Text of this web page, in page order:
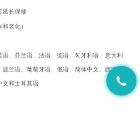
延长保修
老化）
语、芬兰语、法语、德语、匈牙利语、意大利
兰语、葡萄牙语、俄语、简体中文、西班牙
文和土耳其语